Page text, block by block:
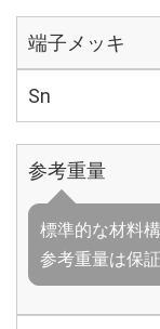
端子メッキ
Sn
参考重量
標準的な材料
参考重量は保